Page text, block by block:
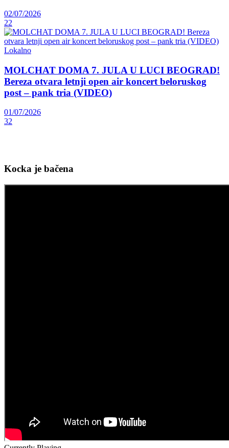
02/07/2026
22
Lokalno
MOLCHAT DOMA 7. JULA U LUCI BEOGRAD!
Bereza otvara letnji open air koncert beloruskog
post – pank tria (VIDEO)
01/07/2026
32
Kocka je bačena